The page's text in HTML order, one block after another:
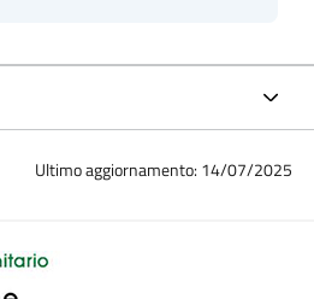
Ultimo aggiornamento: 14/07/2025